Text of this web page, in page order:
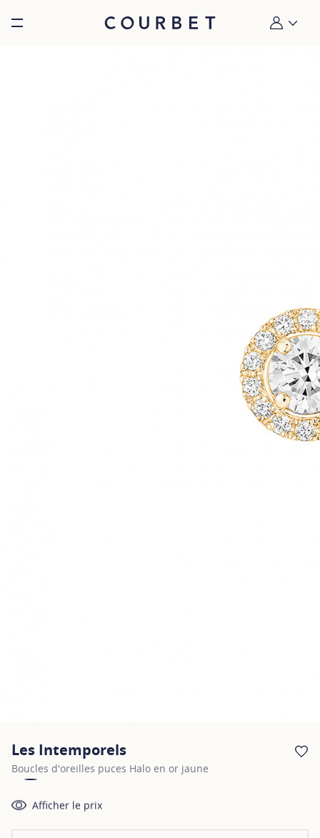
Burger toggle menu Mon
Les Intemporels
Boucles d'oreilles puces Halo en or jaune
Afficher le prix